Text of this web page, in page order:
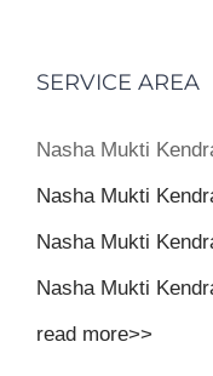
SERVICE AREA
Nasha Mukti
Nasha Mukti
Nasha Mukti
Nasha Mukti
read more>>